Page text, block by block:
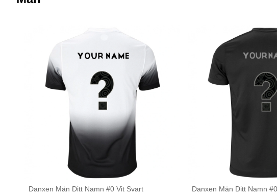
Danxen Män Ditt Namn #0 Vit Svart
Danxen Män Ditt Namn